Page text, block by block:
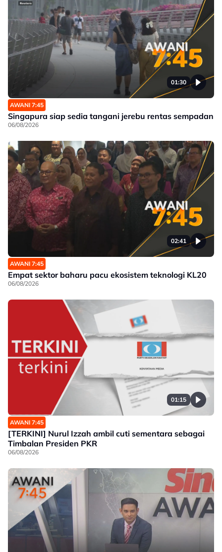
01:30
AWANI 7:45
Singapura siap sedia tangani jerebu rentas sempadan
06/08/2026
02:41
AWANI 7:45
Empat sektor baharu pacu ekosistem teknologi KL20
06/08/2026
01:15
AWANI 7:45
[TERKINI] Nurul Izzah ambil cuti sementara sebagai
Timbalan Presiden PKR
06/08/2026